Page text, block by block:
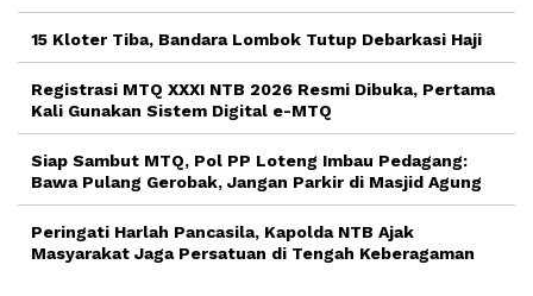
15 Kloter Tiba, Bandara Lombok Tutup Debarkasi Haji
Registrasi MTQ XXXI NTB 2026 Resmi Dibuka, Pertama
Kali Gunakan Sistem Digital e-MTQ
Siap Sambut MTQ, Pol PP Loteng Imbau Pedagang:
Bawa Pulang Gerobak, Jangan Parkir di Masjid Agung
Peringati Harlah Pancasila, Kapolda NTB Ajak
Masyarakat Jaga Persatuan di Tengah Keberagaman